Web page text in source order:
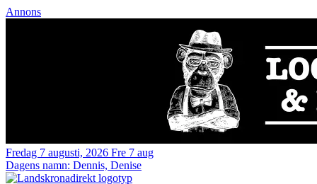
Annons
Fredag 7 augusti, 2026 Fre 7 aug
Dagens namn: Dennis, Denise